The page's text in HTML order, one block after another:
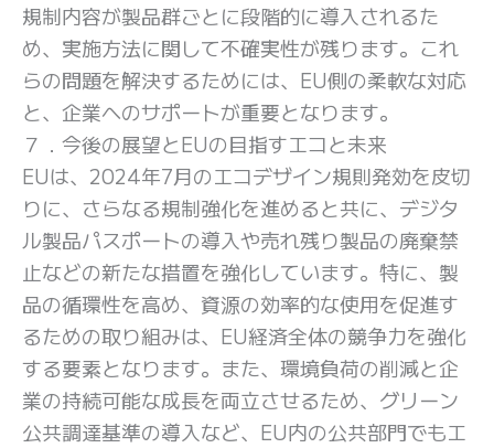
規制内容が製品群ごとに段階的に導入されるた
め、実施方法に関して不確実性が残ります。これ
らの問題を解決するためには、EU側の柔軟な対応
と、企業へのサポートが重要となります。
７．今後の展望とEUの目指すエコと未来
EUは、2024年7月のエコデザイン規則発効を皮切
りに、さらなる規制強化を進めると共に、デジタ
ル製品パスポートの導入や売れ残り製品の廃棄禁
止などの新たな措置を強化しています。特に、製
品の循環性を高め、資源の効率的な使用を促進す
るための取り組みは、EU経済全体の競争力を強化
する要素となります。また、環境負荷の削減と企
業の持続可能な成長を両立させるため、グリーン
公共調達基準の導入など、EU内の公共部門でもエ